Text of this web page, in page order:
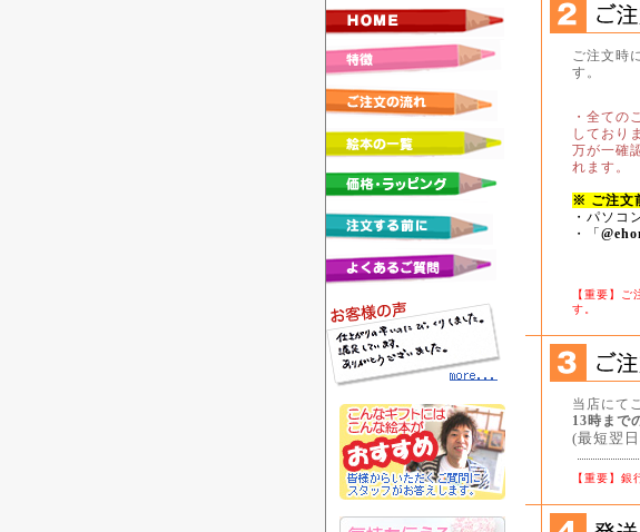
ご注文時
す。
・全ての
しており
万が一確
れます。
※ ご注文
・パソコ
・「
【重要】
す。
当店にて
13時まで
(最短翌
【重要】